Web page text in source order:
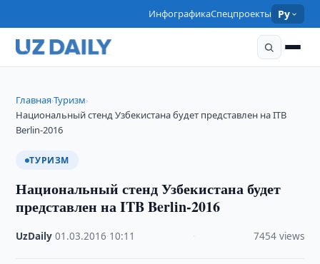
ИнфографикаСпецпроекты Ру
Главная›Туризм›
Национальный стенд Узбекистана будет представлен на ITB
Berlin-2016
ТУРИЗМ
Национальный стенд Узбекистана будет
представлен на ITB Berlin-2016
UzDaily ·01.03.2016 10:11 7454 views